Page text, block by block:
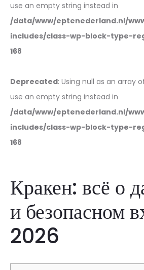
use an empty string instead in
/data/www/eptenederland.nl/
includes/class-wp-block-type-
168
Deprecated: Using null as an array
use an empty string instead in
/data/www/eptenederland.nl/
includes/class-wp-block-type-
168
Кракен: всё о
и безопасном
2026